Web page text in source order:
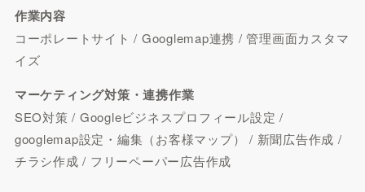
作業内容
コーポレートサイト / Googlemap連携 / 管理画面カスタマ
イズ
マーケティング対策・連携作業
SEO対策 / Googleビジネスプロフィール設定 /
googlemap設定・編集（お客様マップ） / 新聞広告作成 /
チラシ作成 / フリーペーパー広告作成